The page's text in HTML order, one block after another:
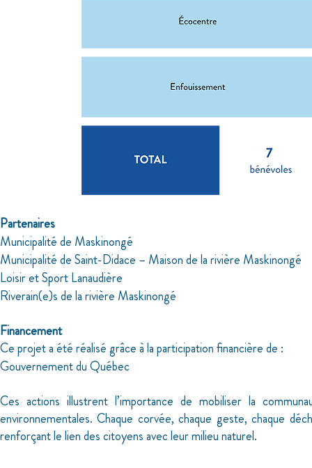
Partenaires
­Municipalité de Maskinongé
­Municipalité de Saint-Didace – Maison de la rivière Maskinongé
­Loisir et Sport Lanaudière
­Riverain(e)s de la rivière Maskinongé
Financement
Ce projet a été réalisé grâce à la participation financière de :
­Gouvernement du Québec
Ces actions illustrent l’importance de mobiliser la
environnementales. Chaque corvée, chaque geste, chaque
renforçant le lien des citoyens avec leur milieu naturel.